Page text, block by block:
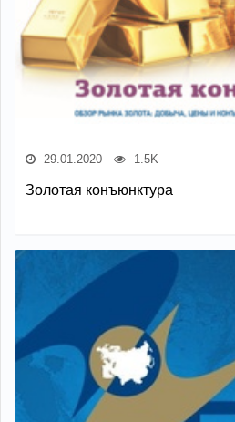
29.01.2020 1.5K
Золотая конъюнктура